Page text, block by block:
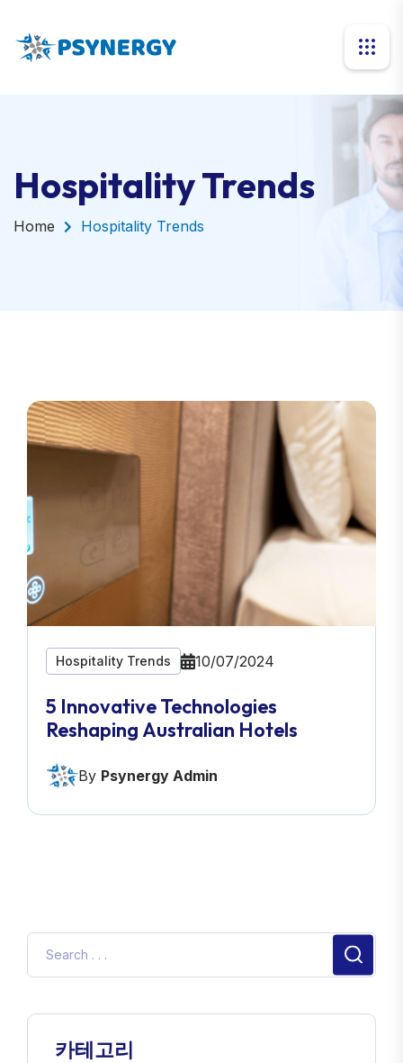
Hospitality Trends
Home Hospitality Trends
Hospitality Trends 10/07/2024
5 Innovative Technologies
Reshaping Australian Hotels
By Psynergy Admin
카테고리